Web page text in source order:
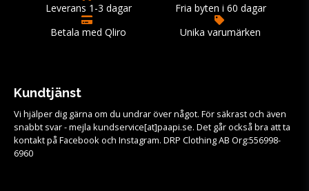
Leverans 1-3 dagar
Fria byten i 60 dagar
Betala med Qliro
Unika varumärken
Kundtjänst
Vi hjälper dig gärna om du undrar över något. För säkrast och även
snabbt svar - mejla kundservice[at]paapi.se. Det går också bra att ta
kontakt på Facebook och Instagram. DRP Clothing AB Org:556998-
6960